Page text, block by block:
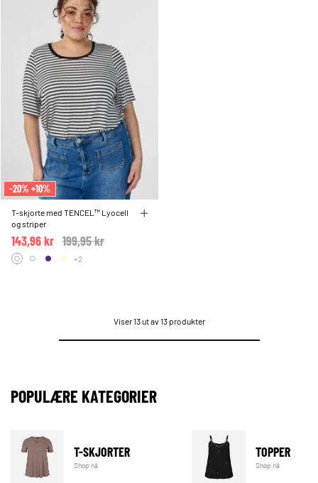
-20% +10%
T-skjorte med TENCEL™ Lyocell
og striper
Price reduced from
199,95 kr
143,96 kr
+2
Viser 13 ut av 13 produkter
POPULÆRE KATEGORIER
T-SKJORTER
Shop nå
TOPPER
Shop nå